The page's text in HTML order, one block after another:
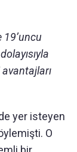
yer isteyen
O